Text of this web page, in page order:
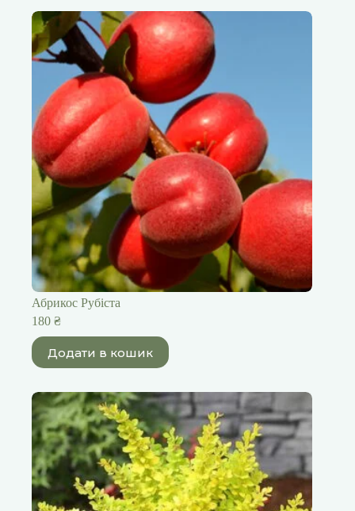
Абрикос Рубіста
180 ₴
Додати в кошик